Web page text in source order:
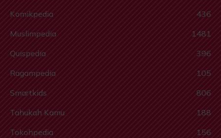
Komikpedia
436
Muslimpedia
1481
Quispedia
396
Ragampedia
105
Smartkids
806
Tahukah Kamu
188
Tokohpedia
156